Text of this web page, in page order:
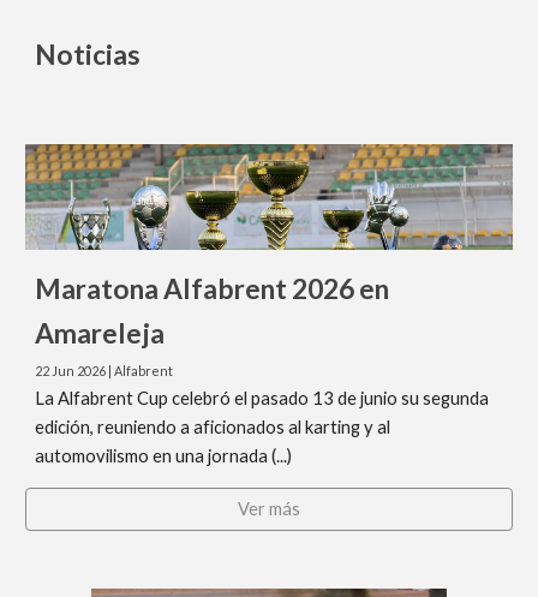
Noticias
Maratona Alfabrent 2026 en
Amareleja
22 Jun 2026 |Alfabrent
La Alfabrent Cup celebró el pasado 13 de junio su segunda
edición, reuniendo a aficionados al karting y al
automovilismo en una jornada (...)
Ver más